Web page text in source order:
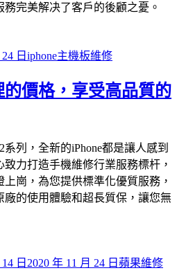
完美解决了客戶的後顧之憂。
日 類
iphone主機板維修
價格，享受高品質的
系列，全新的iPhone都是讓人感到
致力打造手機維修行業服務標杆，
崗，為您提供標準化優質服務，
的使用體驗和超長質保，讓您無
日 2020 年 11 月 24 日 類
蘋果維修